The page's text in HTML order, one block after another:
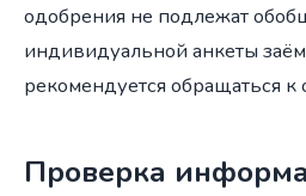
одобрения не подлежат
индивидуальной анкеты
рекомендуется обращаться
Проверка